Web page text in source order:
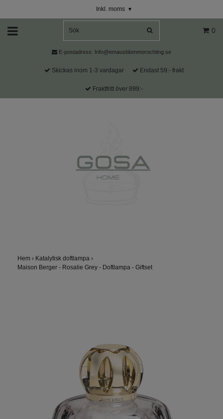
Inkl. moms ▾
0
E-postadress: Info@emausblommorochting.se
Skickas inom 1-3 vardagar Endast 59:- frakt
Fraktfritt över 899:-
Hem › Katalytisk doftlampa ›
Maison Berger - Rosalie Grey - Doftlampa - Giftset